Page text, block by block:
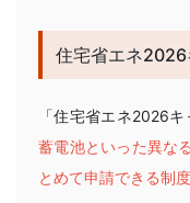
住宅省エネ
「住宅省エネ2026キ
蓄電池といった異な
とめて申請できる制度